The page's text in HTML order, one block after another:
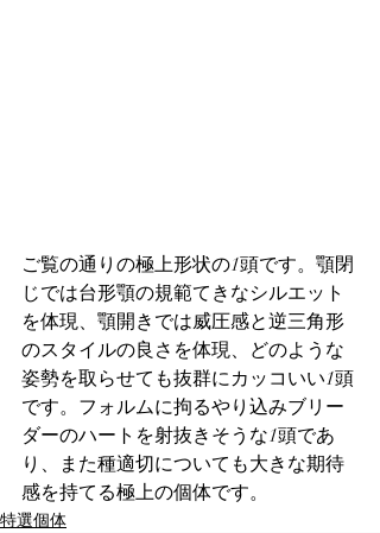
ご覧の通りの極上形状の1頭です。顎閉
じでは台形顎の規範てきなシルエット
を体現、顎開きでは威圧感と逆三角形
のスタイルの良さを体現、どのような
姿勢を取らせても抜群にカッコいい1頭
です。フォルムに拘るやり込みブリー
ダーのハートを射抜きそうな1頭であ
り、また種適切についても大きな期待
感を持てる極上の個体です。
特選個体